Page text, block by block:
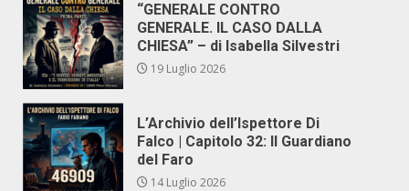
“GENERALE CONTRO
GENERALE. IL CASO DALLA
CHIESA” – di Isabella Silvestri
19 Luglio 2026
L’Archivio dell’Ispettore Di
Falco | Capitolo 32: Il Guardiano
del Faro
14 Luglio 2026